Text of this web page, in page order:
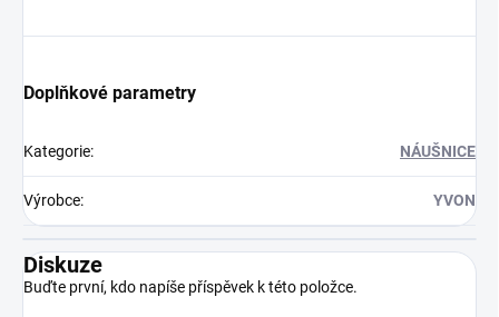
Doplňkové parametry
Kategorie: NÁUŠNICE
Výrobce: YVON
Diskuze
Buďte první, kdo napíše příspěvek k této položce.